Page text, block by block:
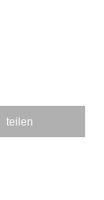
teilen